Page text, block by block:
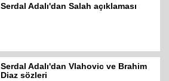
Serdal Adalı'dan Salah açıklaması
Serdal Adalı'dan Vlahovic ve Brahim
Diaz sözleri